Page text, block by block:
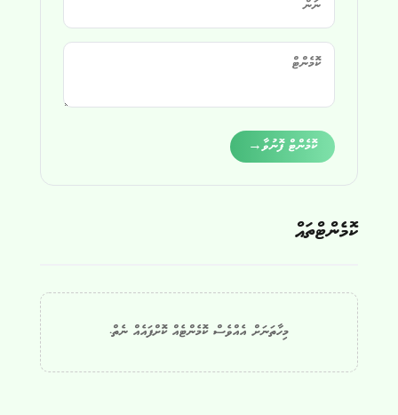
ކޮމެންޓް ފޮނުވާ→
ކޮމެންޓްތައް
މިހާތަނަށް އެއްވެސް ކޮމެންޓެއް ކޮށްފައެއް ނެތް.